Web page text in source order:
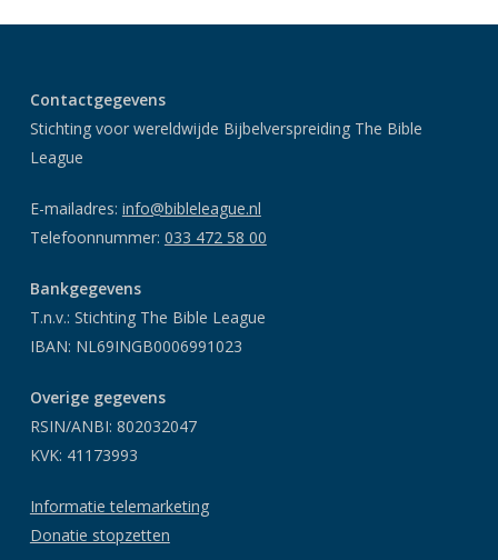
Contactgegevens
Stichting voor wereldwijde Bijbelverspreiding The Bible
League
E-mailadres: info@bibleleague.nl
Telefoonnummer: 033 472 58 00
Bankgegevens
T.n.v.: Stichting The Bible League
IBAN: NL69INGB0006991023
Overige gegevens
RSIN/ANBI: 802032047
KVK: 41173993
Informatie telemarketing
Donatie stopzetten